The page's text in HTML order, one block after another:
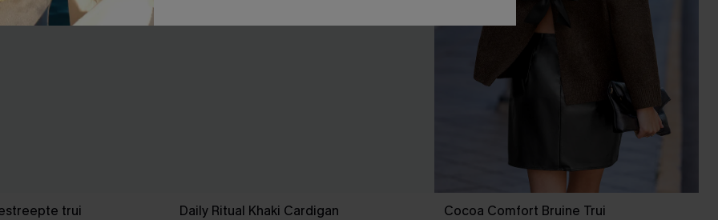
trui Daily Ritual Khaki Cardigan Cocoa Comfort Bruine Trui